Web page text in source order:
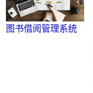
图书借阅管理系统